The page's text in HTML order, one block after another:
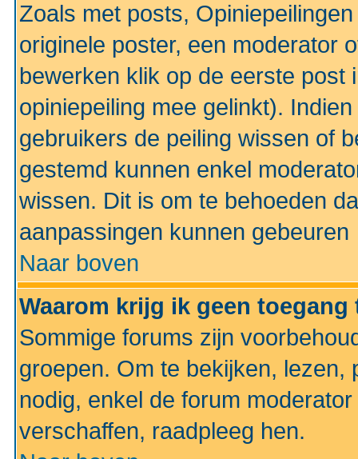
Zoals met posts,
originele poster, een moderator
bewerken klik op de eerste post
opiniepeiling mee gelinkt).
gebruikers de peiling wissen of
gestemd kunnen enkel
wissen. Dit is om te behoeden
aanpassingen kunnen gebeuren
Naar boven
Waarom krijg ik geen
Sommige forums zijn
groepen. Om te bekijken, lezen,
nodig, enkel de forum
verschaffen, raadpleeg hen.